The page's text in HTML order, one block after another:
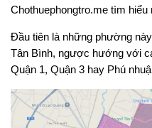
Chothuephongtro.me tìm hiểu
Đầu tiên là những phường
Tân Bình, ngược hướng với
Quận 1, Quận 3 hay Phú